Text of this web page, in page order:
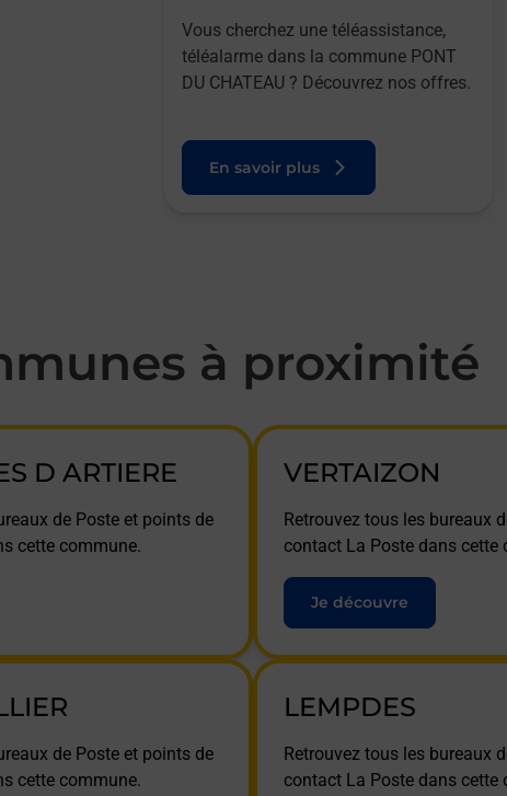
Vous cherchez une téléassistance,
téléalarme dans la commune PONT
DU CHATEAU ? Découvrez nos offres.
En savoir plus
à proximité
D ARTIERE
de Poste et points de
cette commune.
VERTAIZON
Retrouvez tous les bureaux
contact La Poste dans cette
Je découvre
de Poste et points de
cette commune.
LEMPDES
Retrouvez tous les bureaux
contact La Poste dans cette